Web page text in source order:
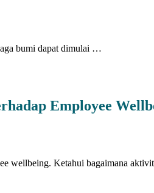
bumi dapat dimulai …
Employee
wellbeing. Ketahui bagaimana